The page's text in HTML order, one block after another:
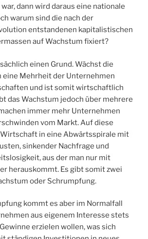
dann wird daraus eine nationale
warum sind die nach der
entstandenen kapitalistischen
auf Wachstum fixiert?
einen Grund. Wächst die
eine Mehrheit der Unternehmen
und ist somit wirtschaftlich
das Wachstum jedoch über mehrere
immer mehr Unternehmen
vom Markt. Auf diese
in eine Abwärtsspirale mit
sinkender Nachfrage und
aus der man nur mit
herauskommt. Es gibt somit zwei
oder Schrumpfung.
kommt es aber im Normalfall
aus eigenem Interesse stets
erzielen wollen, was sich